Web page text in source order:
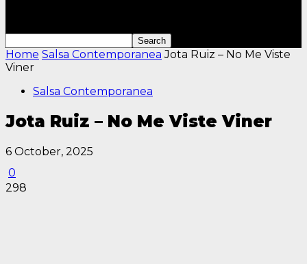
Home Salsa Contemporanea Jota Ruiz – No Me Viste
Viner
Salsa Contemporanea
Jota Ruiz – No Me Viste Viner
6 October, 2025
0
298